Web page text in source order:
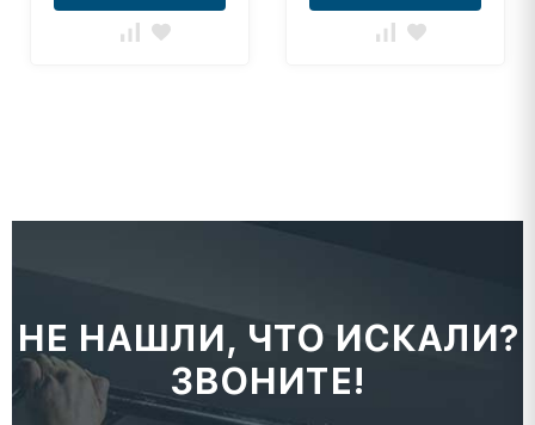
НЕ НАШЛИ, ЧТО ИСКАЛИ?
ЗВОНИТЕ!